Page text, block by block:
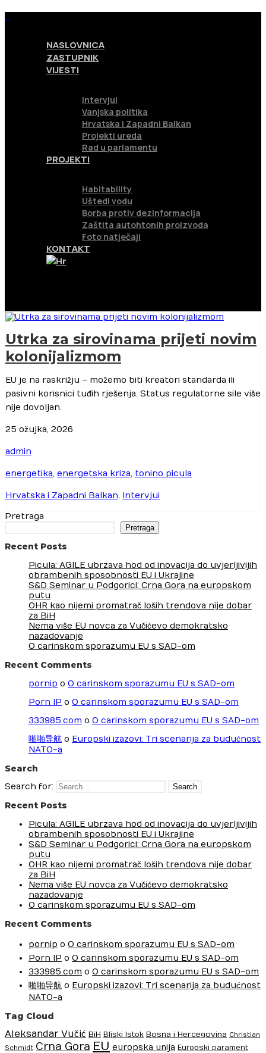
NASLOVNICA
ZASTUPNIK
VIJESTI
Intervjui
Vanjska politika
Hrvatska i Zapadni Balkan
Projekti ureda
Rad u parlamentu
PROJEKTI
Habitability
Uštedi vodu
Borba protiv dezinformacija
Zaštita autohtonih proizvoda
Foto natječaji
KONTAKT
Utrka za sirovinama prijeti novim
kolonijalizmom
EU je na raskrižju – možemo biti kreatori standarda ili
pasivni korisnici tuđih rješenja. Status regulatorne sile više
nije dovoljan.
25 ožujka, 2026
admin
energetika, energetska kriza, tonino picula
Hrvatska i Zapadni Balkan, Intervjui
Pretraga
Pretraga
Recent Posts
Picula: AGILE ubrzava hod od inovacija do uvjerljivijih
obrambenih sposobnosti EU i Ukrajine
S&D Seminar u Podgorici: Crna Gora na europskom
putu
OHR kao nijemi promatrač loših trendova nije dobar
za BiH
Nema više EU novca za Vučićevo demokratsko
nazadovanje
O carinskom sporazumu EU s SAD-om
Recent Comments
pornip o O carinskom sporazumu EU s SAD-om
Porn IP o O carinskom sporazumu EU s SAD-om
333985.com o O carinskom sporazumu EU s SAD-om
啪啪导航 o Europski izazovi: Tri scenarija za budućnost
NATO-a
Search
Search for:
Recent Posts
Picula: AGILE ubrzava hod od inovacija do uvjerljivijih
obrambenih sposobnosti EU i Ukrajine
S&D Seminar u Podgorici: Crna Gora na europskom
putu
OHR kao nijemi promatrač loših trendova nije dobar
za BiH
Nema više EU novca za Vučićevo demokratsko
nazadovanje
O carinskom sporazumu EU s SAD-om
Recent Comments
pornip o O carinskom sporazumu EU s SAD-om
Porn IP o O carinskom sporazumu EU s SAD-om
333985.com o O carinskom sporazumu EU s SAD-om
啪啪导航 o Europski izazovi: Tri scenarija za budućnost
NATO-a
Tag Cloud
Aleksandar Vučić BiH Bliski Istok Bosna i Hercegovina Christian
Schmidt Crna Gora EU europska unija Europski parament